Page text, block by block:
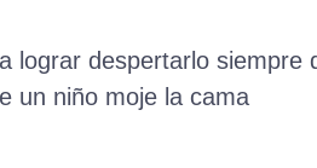
lograr despertarlo siempre
un niño moje la cama